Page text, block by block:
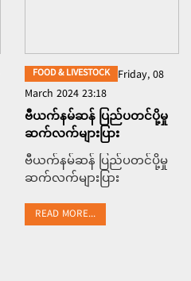
FOOD & LIVESTOCK Friday, 08
March 2024 23:18
ဗီယက်နမ်ဆန် ပြည်ပတင်ပို့မှု
ဆက်လက်များပြား
ဗီယက်နမ်ဆန် ပြည်ပတင်ပို့မှု
ဆက်လက်များပြား
READ MORE...